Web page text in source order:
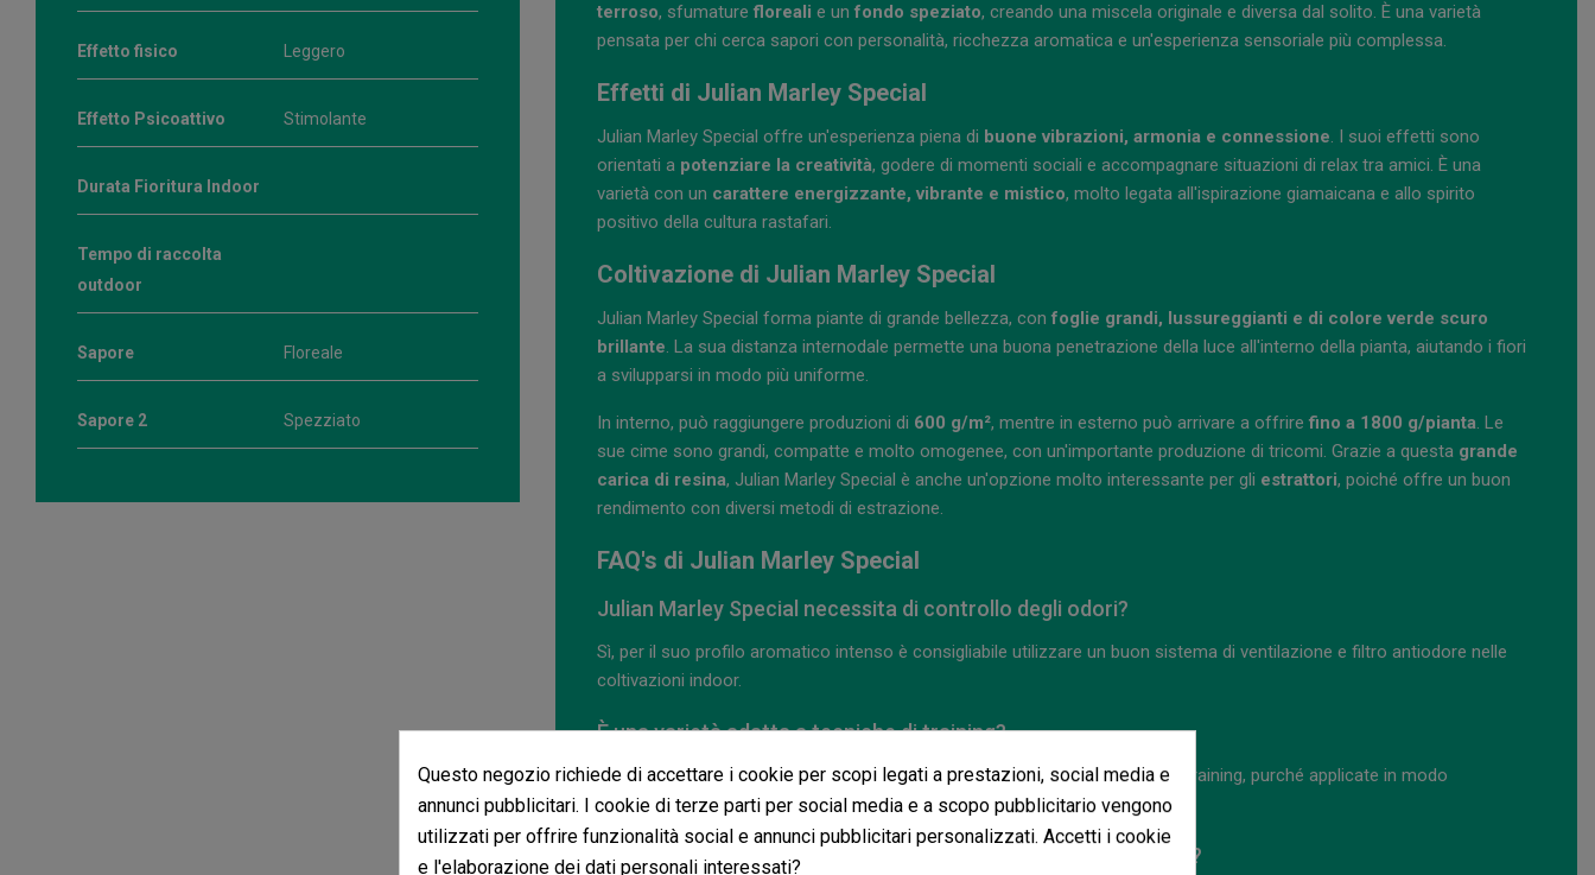
Effetto fisico Leggero
Effetto Psicoattivo Stimolante
Durata Fioritura Indoor
Tempo di raccolta
outdoor
Sapore Floreale
Sapore 2 Spezziato
terroso, sfumaturefloreali e unfondo speziato, creando una miscela originale e diversa dal solito. È una varietà
pensata per chi cerca sapori con personalità, ricchezza aromatica e un'esperienza sensoriale più complessa.
Effetti di Julian Marley Special
Julian Marley Special offre un'esperienza piena di buone vibrazioni, armonia e connessione. I suoi effetti sono
orientati a potenziare la creatività, godere di momenti sociali e accompagnare situazioni di relax tra amici. È una
varietà con un carattere energizzante, vibrante e mistico, molto legata all'ispirazione giamaicana e allo spirito
positivo della cultura rastafari.
Coltivazione di Julian Marley Special
Julian Marley Special forma piante di grande bellezza, confoglie grandi, lussureggianti e di colore verde scuro
brillante. La sua distanza internodale permette una buona penetrazione della luce all'interno della pianta, aiutando i fiori
a svilupparsi in modo più uniforme.
In interno, può raggiungere produzioni di 600 g/m², mentre in esterno può arrivare a offrirefino a 1800 g/pianta. Le
sue cime sono grandi, compatte e molto omogenee, con un'importante produzione di tricomi. Grazie a questa grande
carica di resina, Julian Marley Special è anche un'opzione molto interessante per gli estrattori, poiché offre un buon
rendimento con diversi metodi di estrazione.
FAQ's di Julian Marley Special
Julian Marley Special necessita di controllo degli odori?
Sì, per il suo profilo aromatico intenso è consigliabile utilizzare un buon sistema di ventilazione e filtro antiodore nelle
coltivazioni indoor.
È una varietà adatta a tecniche di training?
Sì, per la sua struttura ramificata può rispondere bene a tecniche di guida o training, purché applicate in modo
progressivo e senza generare troppo stress.
Julian Marley Special è consigliabile per coltivatori principianti?
Questo negozio richiede di accettare i cookie per scopi legati a prestazioni, social media e
annunci pubblicitari. I cookie di terze parti per social media e a scopo pubblicitario vengono
utilizzati per offrire funzionalità social e annunci pubblicitari personalizzati. Accetti i cookie
e l'elaborazione dei dati personali interessati?